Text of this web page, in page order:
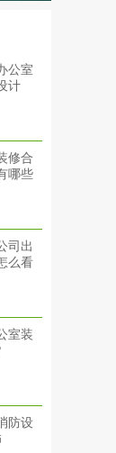
公室
计
修合
哪些
司出
么看
室装
防设